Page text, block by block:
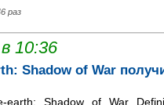
раз
10:36
Shadow of War
Shadow of War